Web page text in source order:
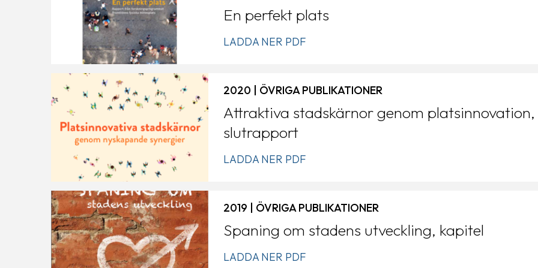
En perfekt plats
LADDA NER PDF
Attraktiva stadskärnor genom platsinnovation,
slutrapport
2020 | ÖVRIGA PUBLIKATIONER
LADDA NER PDF
Spaning om stadens utveckling, kapitel
2019 | ÖVRIGA PUBLIKATIONER
LADDA NER PDF